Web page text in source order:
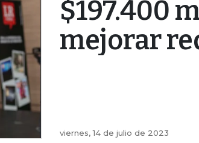
$197.400
mejorar
viernes, 14 de julio de 2023